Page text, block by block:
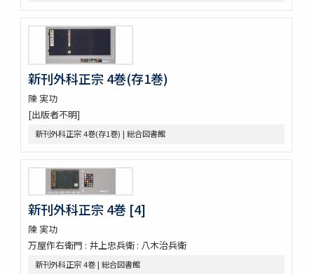
經傳醫話
獻芹録
獻芹録
濟生醫院記
煉霞翁年譜
戊申日記
橘黄年譜 3巻
玉機微義 50巻目録1巻
新刻蕐佗内照圖 2巻
怪疾奇方
蛔蟲論
新刻萬氏家傳廣嗣紀要 5巻
新刊外科正宗 4巻
新刊外科正宗 4巻
新刊外科正宗 4巻
新刊外科正宗 4巻(存1巻)
新刊外科正宗 4巻(存1巻)
陳 実功
[出版者不明]
新刊外科正宗 4巻(存1巻) | 総合図書館
新刊外科正宗 4巻 [4]
陳 実功
万屋作右衛門 : 井上忠兵衛 : 八木治兵衛
新刊外科正宗 4巻 | 総合図書館